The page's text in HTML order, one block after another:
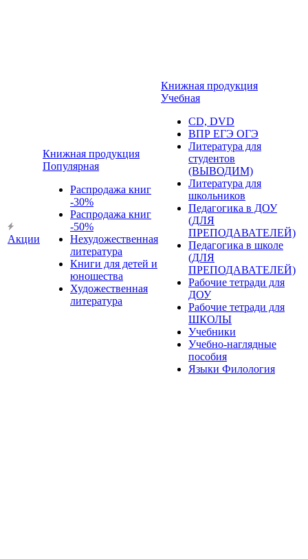
Акции
Книжная продукция
Популярная
Распродажа книг
-30%
Распродажа книг
-50%
Нехудожественная
литература
Книги для детей и
юношества
Художественная
литература
Книжная продукция
Учебная
CD, DVD
ВПР ЕГЭ ОГЭ
Литература для
студентов
(ВЫВОДИМ)
Литература для
школьников
Педагогика в ДОУ
(ДЛЯ
ПРЕПОДАВАТЕЛЕЙ)
Педагогика в школе
(ДЛЯ
ПРЕПОДАВАТЕЛЕЙ)
Рабочие тетради для
ДОУ
Рабочие тетради для
ШКОЛЫ
Учебники
Учебно-наглядные
пособия
Языки Филология